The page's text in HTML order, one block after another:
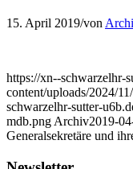
15. April 2019/von
https://xn--schwarzelhr-
content/uploads/2024/
schwarzelhr-sutter-
mdb.png Archiv2019-
Generalsekretäre und